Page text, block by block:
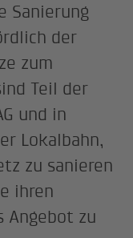
Sanierung
der
zum
Teil der
und in
Lokalbahn,
zu sanieren
ihren
Angebot zu